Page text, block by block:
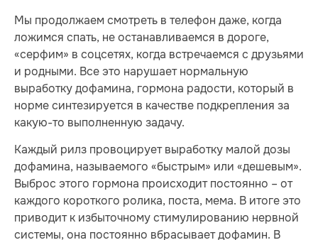
Мы продолжаем смотреть в телефон даже, когда
ложимся спать, не останавливаемся в дороге,
«серфим» в соцсетях, когда встречаемся с друзьями
и родными. Все это нарушает нормальную
выработку дофамина, гормона радости, который в
норме синтезируется в качестве подкрепления за
какую-то выполненную задачу.
Каждый рилз провоцирует выработку малой дозы
дофамина, называемого «быстрым» или «дешевым».
Выброс этого гормона происходит постоянно – от
каждого короткого ролика, поста, мема. В итоге это
приводит к избыточному стимулированию нервной
системы, она постоянно вбрасывает дофамин. В